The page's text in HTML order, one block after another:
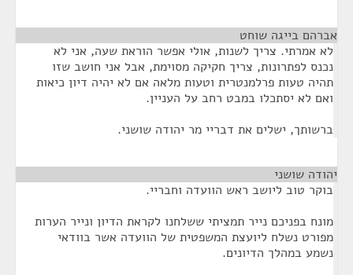
אברהם בייגה שוחט
לא אמרתי. צריך לשנות, אולי אפשר הוראת שעה, אני לא
נכנס לפתרונות, צריך חקיקה מסוימת, אבל אני חושב שזו
תהיה טעות פרלמנטרית וטעות מלאה אם לא יהיה דיון כיאות
ואם לא יסתכלו במבט רחב על העניין.
ברשותך, ישלים את דבריי מר יהודה שושני.
יהודה שושני
בוקר טוב ליושב ראש הוועדה וחבריי.
מונח בפניכם נייר תמציתי ששלחנו לקראת הדיון ונייר הערות
מפורט נשלח ליועצת המשפטית של הוועדה אשר בוודאי
נשמע במהלך הדיונים.